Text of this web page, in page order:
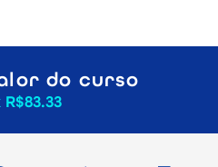
do curso
R$83.33